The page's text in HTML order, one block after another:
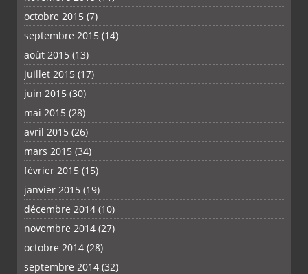
octobre 2015 (7)
septembre 2015 (14)
août 2015 (13)
juillet 2015 (17)
juin 2015 (30)
mai 2015 (28)
avril 2015 (26)
mars 2015 (34)
février 2015 (15)
janvier 2015 (19)
décembre 2014 (10)
novembre 2014 (27)
octobre 2014 (28)
septembre 2014 (32)